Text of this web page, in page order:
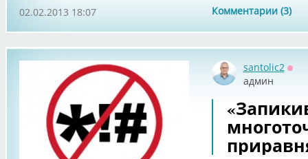
Комментарии (3)
02.02.2013 18:07
santolic2
админ